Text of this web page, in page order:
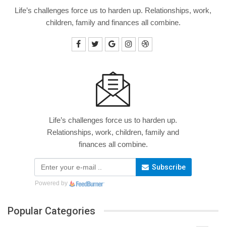
Life’s challenges force us to harden up. Relationships, work,
children, family and finances all combine.
Life’s challenges force us to harden up.
Relationships, work, children, family and
finances all combine.
Subscribe
Powered by
Popular Categories